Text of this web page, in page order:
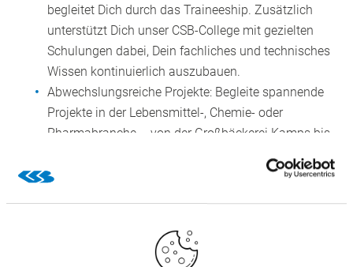
begleitet Dich durch das Traineeship. Zusätzlich
unterstützt Dich unser CSB-College mit gezielten
Schulungen dabei, Dein fachliches und technisches
Wissen kontinuierlich auszubauen.
Abwechslungsreiche Projekte: Begleite spannende
Projekte in der Lebensmittel-, Chemie- oder
Pharmabranche – von der Großbäckerei Kamps bis
Perspektive über den Einstieg hinaus:
Bei CSB viele
Campus ein Upgrade.
Work-Life-Balance: Ein familiäres